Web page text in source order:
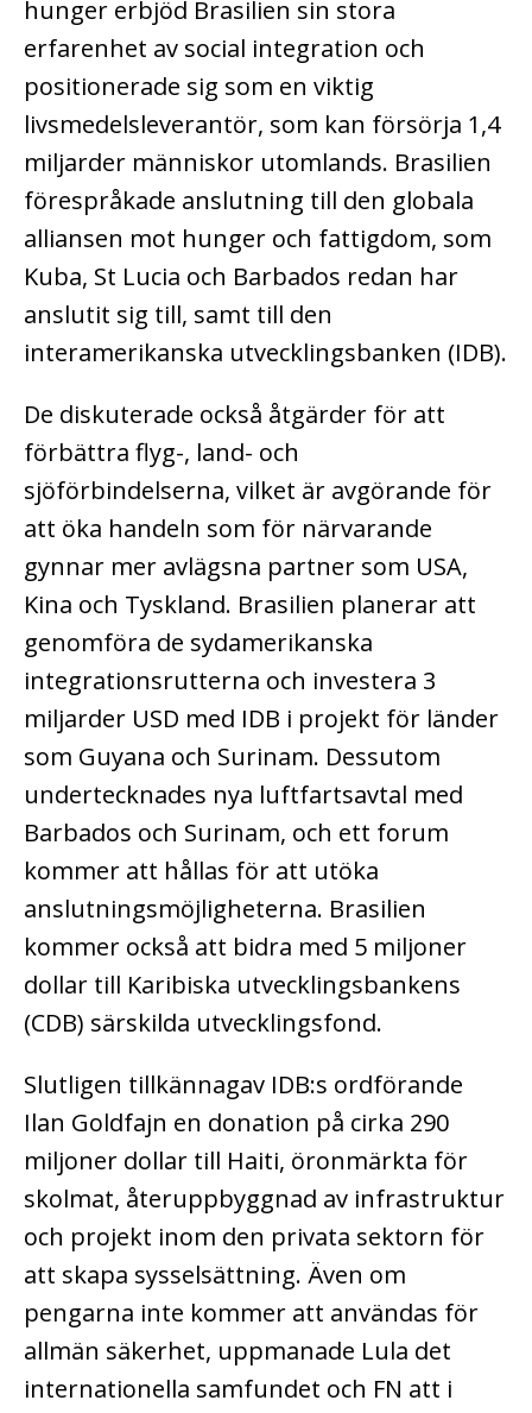
hunger erbjöd Brasilien sin stora
erfarenhet av social integration och
positionerade sig som en viktig
livsmedelsleverantör, som kan försörja 1,4
miljarder människor utomlands. Brasilien
förespråkade anslutning till den globala
alliansen mot hunger och fattigdom, som
Kuba, St Lucia och Barbados redan har
anslutit sig till, samt till den
interamerikanska utvecklingsbanken (IDB).
De diskuterade också åtgärder för att
förbättra flyg-, land- och
sjöförbindelserna, vilket är avgörande för
att öka handeln som för närvarande
gynnar mer avlägsna partner som USA,
Kina och Tyskland. Brasilien planerar att
genomföra de sydamerikanska
integrationsrutterna och investera 3
miljarder USD med IDB i projekt för länder
som Guyana och Surinam. Dessutom
undertecknades nya luftfartsavtal med
Barbados och Surinam, och ett forum
kommer att hållas för att utöka
anslutningsmöjligheterna. Brasilien
kommer också att bidra med 5 miljoner
dollar till Karibiska utvecklingsbankens
(CDB) särskilda utvecklingsfond.
Slutligen tillkännagav IDB:s ordförande
Ilan Goldfajn en donation på cirka 290
miljoner dollar till Haiti, öronmärkta för
skolmat, återuppbyggnad av infrastruktur
och projekt inom den privata sektorn för
att skapa sysselsättning. Även om
pengarna inte kommer att användas för
allmän säkerhet, uppmanade Lula det
internationella samfundet och FN att i